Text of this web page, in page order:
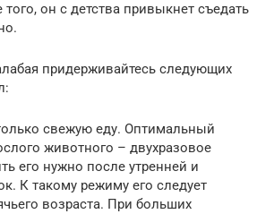
он с детства привыкнет съедать
придерживайтесь следующих
свежую еду. Оптимальный
животного – двухразовое
его нужно после утренней и
К такому режиму его следует
возраста. При больших